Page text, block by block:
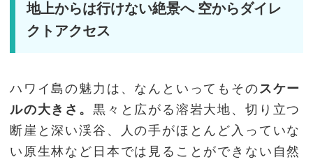
地上からは行けない絶景へ 空からダイレ
クトアクセス
ハワイ島の魅力は、なんといってもそのスケー
ルの大きさ。 黒々と広がる溶岩大地、切り立つ
断崖と深い渓谷、人の手がほとんど入っていな
い原生林など日本では見ることができない自然